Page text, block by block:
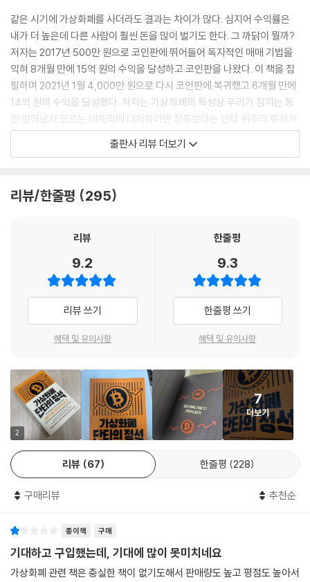
5장 단타 매매 기법 2 : 찐바닥 잡기
찐바닥 잡기란?
찐바닥 잡기 기본 규칙
처음부터 1분 봉으로 바닥을 보면 안 될까?
매수 금액은 어느 정도가 적당할까?
찐바닥이라고 생각했는데, 아니었다면 어떻게 해야 할까?
6장 단타 매매 기법 3 : 순환매수매도
순환매수매도란?
순환매수매도 기본 규칙
순환매할 때 금액으로 할까, 수량으로 할까?
반등이 없는 경우 어떻게 해야 할까?
7장 단타 매매 기법 4 : 단타 칠 종목 고르는 법
계단식 상승 후 급격한 하락을 보이는 코인을 고른다
코인마다 존재하는 특징을 파악하여 찾는 법
장세를 읽고 장에 따라 달라지는 코인의 움직임을 빠르게 캐치한다
8장 단타 매매 기법 5 : RSI 지표 활용
RSI란?
RSI를 통한 다이버전스 매매 전략
9장 매매 기법보다 더 중요한 자산 운용과 리스크 관리
현물, 선물 시드를 안정적으로 운용하는 방법
같은 시기에 가상화폐를 사더라도 결과는 차이가 많다. 심지어 수익률은
내가 더 높은데 다른 사람이 훨씬 돈을 많이 벌기도 한다. 그 까닭이 뭘까?
저자는 2017년 500만 원으로 코인판에 뛰어들어 독자적인 매매 기법을
익혀 8개월 만에 15억 원의 수익을 달성하고 코인판을 나왔다. 이 책을 집
필하며 2021년 1월 4,000만 원으로 다시 코인판에 복귀했고 6개월 만에
14억 원의 수익을 달성했다. 저자는 가상화폐의 특성상 우리가 잠자는 동
안 일어날지 모르는 대폭락에 대처하려면 장투보다는 단타 위주의 투자가
맞다고 생각한다. 그래서 이 책에서는 가상화폐를 단타로 매매하는 방법에
된 값진 교훈들을 소개하고 있다. 시장이 아무리 좋아도 자신만의 기준이
음부터 매매 경험이 충분히 쌓이기 전까지는 이 책으로 공부하며 소액으로
를 읽고 분석하는 과정을 반복하다 보면 자기만의 매수/매도 타이밍을 잡
을 수 있게 되어 잃지 않는 투자를 할 수 있을 것이다.
비트코인 공부의 기본, 차트 보는 법
고 차트 공부를 포기하기 십상이다. 이론이나 차트는 얼핏 보면 복잡해 보
이지만 결국 과거 데이터를 모아 유사성을 찾아 하나의 공식으로 만들어
놓은 것이므로 지레 겁먹을 필요는 없다. 차트들을 매일 보면서 패턴을 관
찰하고 눈에 익히다 보면, 어느 순간 익숙한 차트들의 모양이 하나씩 보이
고 그다음에 생성될 캔들의 방향이 자연스럽게 머릿속에 떠오르게 된다.
이 책은 스스로 차트를 분석해서 매수/매도하기 좋은 타이밍을 찾을 수 있
능력이 없으면 끝까지 성공적인 투자로 이어지기 어렵기 때문이다. 저자는
세히 설명하고 있다. 같은 패턴을 보이더라도 그 당시 장세의 분위기에 따
라 상승할 수도, 하락할 수도 있기 때문에 상황에 따라 변화하는 차트에 대
응하는 능력을 기를 수 있다. 차트 보는 법을 익히고 나면 여러 시간대의 차
출판사 리뷰 더보기
리뷰/한줄평 295
리뷰
9.2
리뷰 쓰기
혜택 및 유의사항
한줄평
9.3
한줄평 쓰기
혜택 및 유의사항
2
7
더보기
리뷰 67 한줄평 228
구매리뷰 추천순
종이책 구매
기대하고 구입했는데, 기대에 많이 못미치네요
가상화폐 관련 책은 충실한 책이 없기도해서 판매량도 높고 평점도 높아서